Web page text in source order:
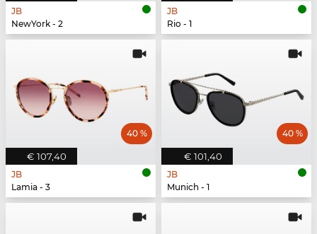
JB
NewYork - 2
JB
Rio - 1
€ 107,40
40 %
JB
Lamia - 3
€ 101,40
40 %
JB
Munich - 1